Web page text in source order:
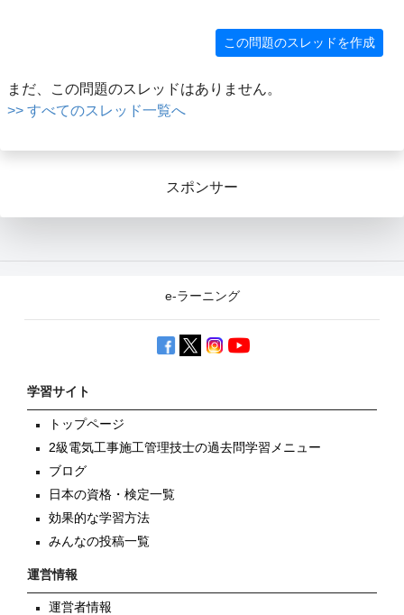
この問題のスレッドを作成
まだ、この問題のスレッドはありません。
>> すべてのスレッド一覧へ
スポンサー
e-ラーニング
学習サイト
トップページ
2級電気工事施工管理技士の過去問学習メニュー
ブログ
日本の資格・検定一覧
効果的な学習方法
みんなの投稿一覧
運営情報
運営者情報